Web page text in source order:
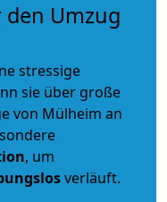
Umzug
stressige
sie über große
von Mülheim an
, um
verläuft.